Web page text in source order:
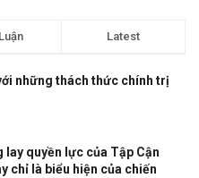
Latest
những thách thức chính trị
lay quyền lực của Tập Cận
chỉ là biểu hiện của chiến